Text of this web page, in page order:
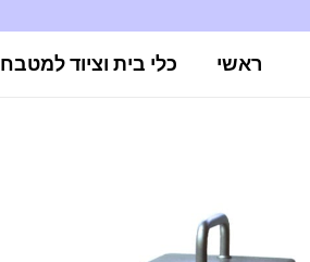
ראשי כלי בית וציוד למטבח